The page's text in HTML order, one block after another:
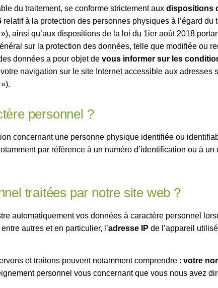
du traitement, se conforme strictement aux dispositions
relatif à la protection des personnes physiques à l’égard du
ainsi qu’aux dispositions de la loi du 1ier août 2018
sur la protection des données, telle que modifiée ou
données a pour objet de vous informer sur les
votre navigation sur le site Internet accessible aux adresses
personnel ?
concernant une personne physique identifiée ou
par référence à un numéro d’identification ou à
traitées par notre site web ?
automatiquement vos données à caractère personnel
autres et en particulier, l’adresse IP de l’appareil
et traitons peuvent notamment comprendre : votre
personnel vous concernant que vous nous avez